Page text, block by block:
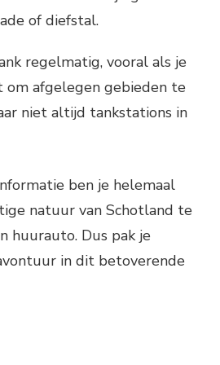
of diefstal.
regelmatig, vooral als je
om afgelegen gebieden te
niet altijd tankstations in
ben je helemaal
natuur van Schotland te
huurauto. Dus pak je
in dit betoverende